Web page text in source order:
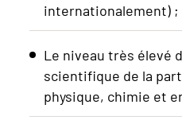
internationalement) ;
Le niveau très élevé
scientifique de la
physique, chimie et